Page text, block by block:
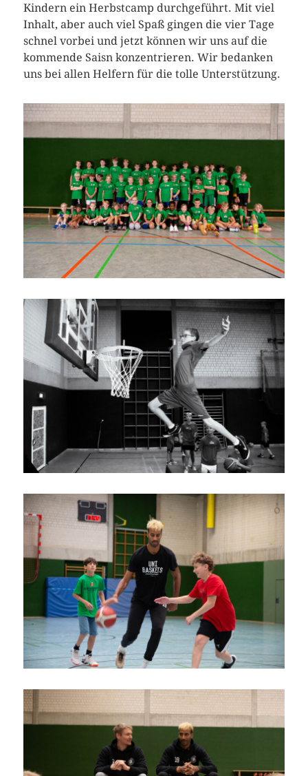
Kindern ein Herbstcamp durchgeführt. Mit viel
Inhalt, aber auch viel Spaß gingen die vier Tage
schnel vorbei und jetzt können wir uns auf die
kommende Saisn konzentrieren. Wir bedanken
uns bei allen Helfern für die tolle Unterstützung.